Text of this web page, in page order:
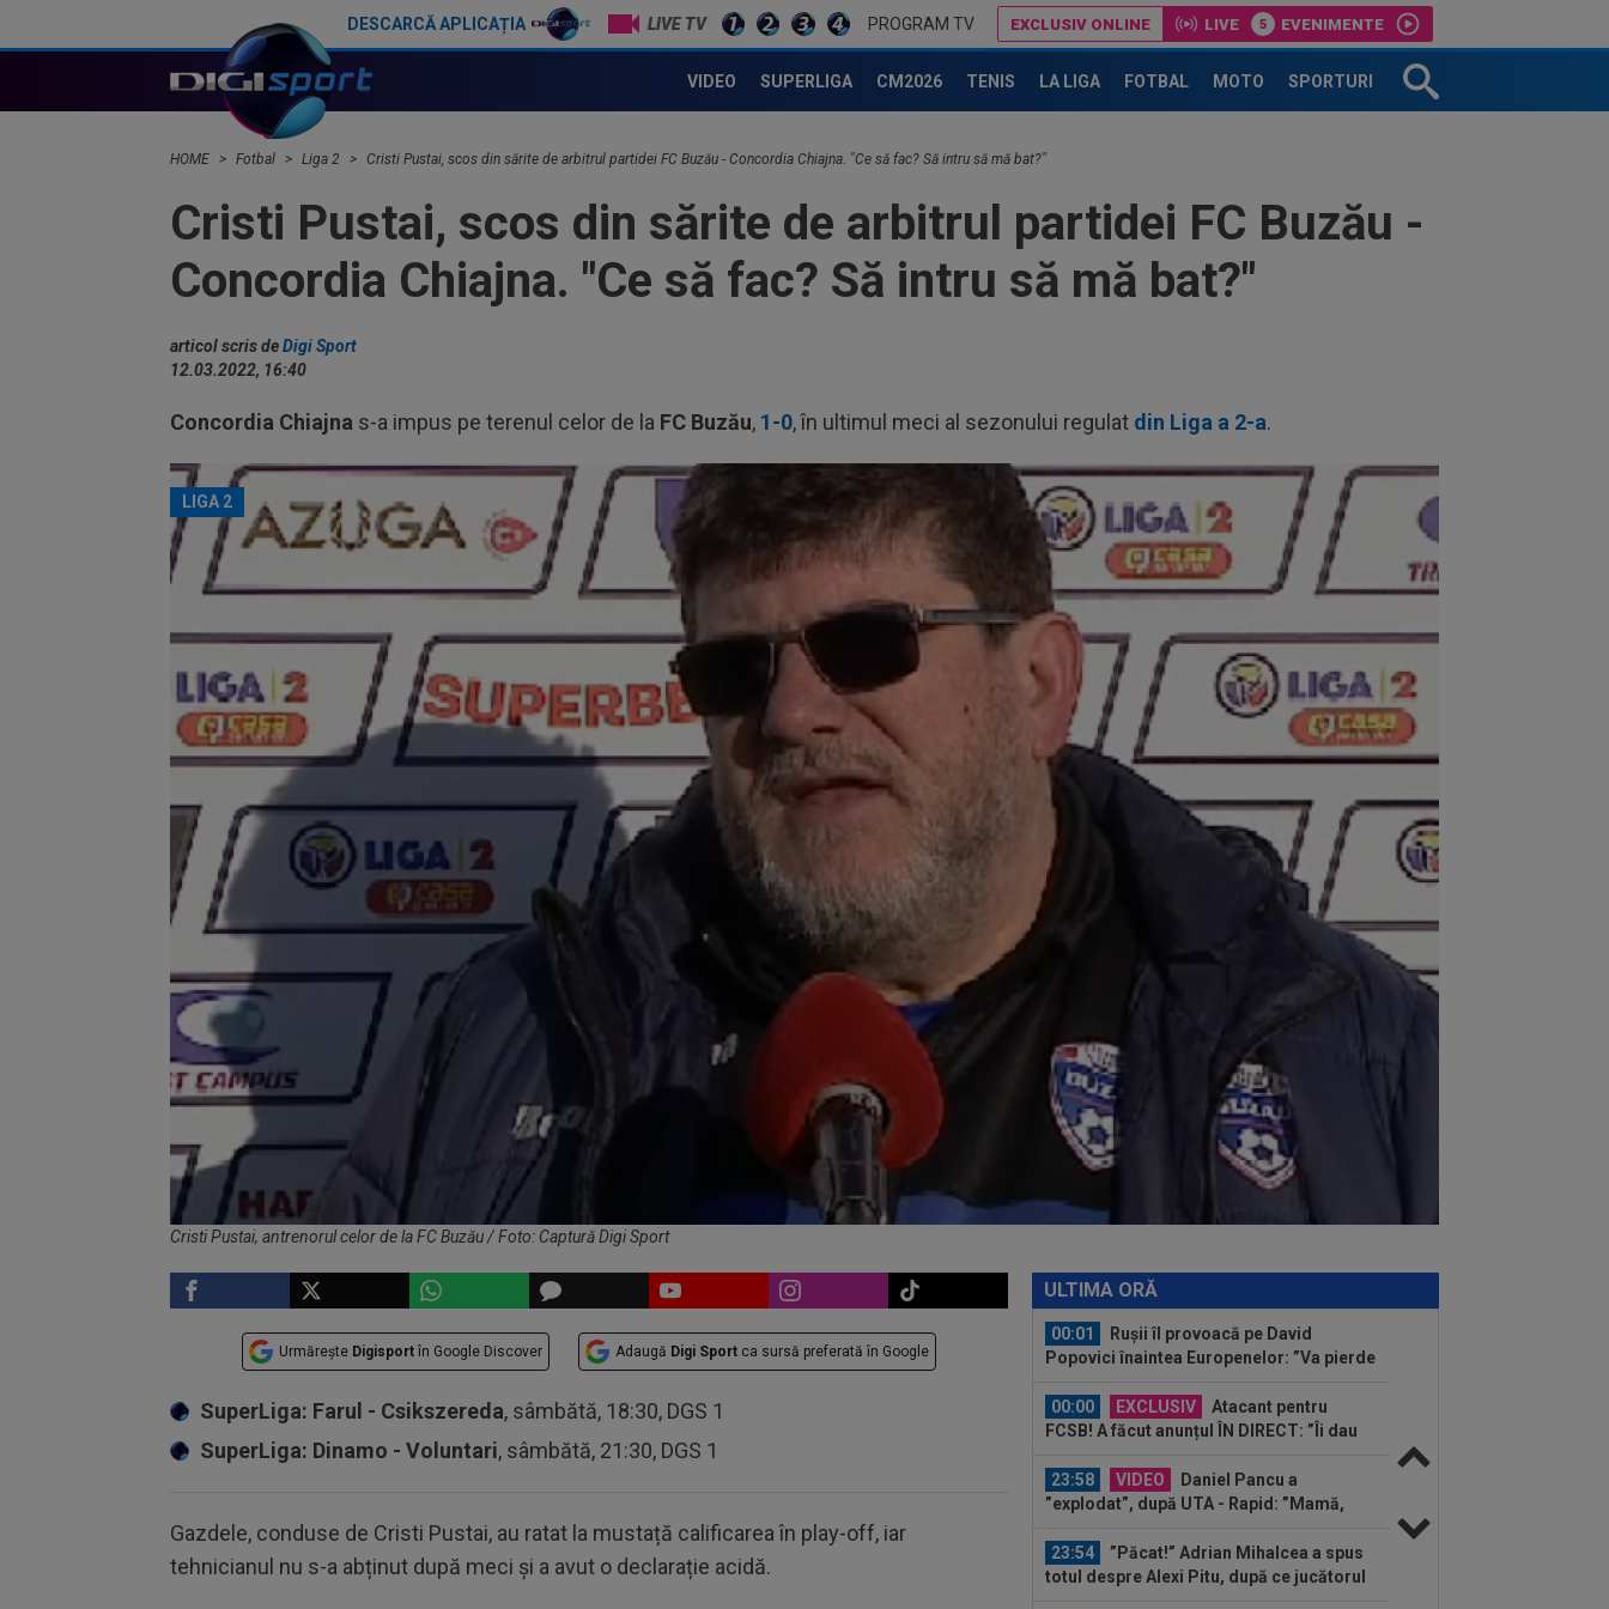
DESCARCĂ APLICAȚIA LIVE TV PROGRAM TV EXCLUSIV ONLINE LIVE EVENIMENTE
VIDEO SUPERLIGA CM2026 TENIS LA LIGA FOTBAL MOTO SPORTURI
HOME Fotbal Liga 2 Cristi Pustai, scos din sărite de arbitrul partidei FC Buzău - Concordia Chiajna. "Ce să fac? Să intru să mă bat?"
Cristi Pustai, scos din sărite de arbitrul partidei FC Buzău -
Concordia Chiajna. "Ce să fac? Să intru să mă bat?"
articol scris deDigi Sport
12.03.2022, 16:40
Concordia Chiajna s-a impus pe terenul celor de la FC Buzău, 1-0, în ultimul meci al sezonului regulat din Liga a 2-a.
LIGA 2
Cristi Pustai, antrenorul celor de la FC Buzău / Foto: Captură Digi Sport
Urmărește Digisport în Google Discover Adaugă Digi Sport ca sursă preferată în Google
SuperLiga: Farul - Csikszereda, sâmbătă, 18:30, DGS 1
SuperLiga: Dinamo - Voluntari, sâmbătă, 21:30, DGS 1
Gazdele, conduse de Cristi Pustai, au ratat la mustață calificarea în play-off, iar
tehnicianul nu s-a abținut după meci și a avut o declarație acidă.
ULTIMA ORĂ
EXCLUSIV
Atacant pentru
FCSB! A făcut anunțul ÎN DIRECT: ”Îi dau
eu lui Gigi unul bun”
23:58
VIDEO
Daniel Pancu a
”explodat”, după UTA - Rapid: ”Mamă,
aoleu! Puțin respect nu...
”Păcat!” Adrian Mihalcea a spus
totul despre Alexi Pitu, după ce jucătorul
fost...
plecarea de la Rapid, după 0-0 cu UTA:
luat galben pentru simulare în minutul
00:34
2 la 1: au dat
verdictul la cea mai controversată fază
din UTA - Rapid...
00:02
Rapid a dat lovitura!
Victor Angelescu a anunțat transferul:
"Foarte bun"
Dezastru: după
Barcelona, a ratat transferul la încă o
serii după ce Marius Șumudică a început
negocierile cu CFR...
00:01
Rușii îl provoacă pe David
Popovici înaintea Europenelor: ”Va pierde
00:00
EXCLUSIV
Atacant pentru
FCSB! A făcut anunțul ÎN DIRECT: ”Îi dau
23:58
VIDEO
Daniel Pancu a
”explodat”, după UTA - Rapid: ”Mamă,
23:54
”Păcat!” Adrian Mihalcea a spus
totul despre Alexi Pitu, după ce jucătorul